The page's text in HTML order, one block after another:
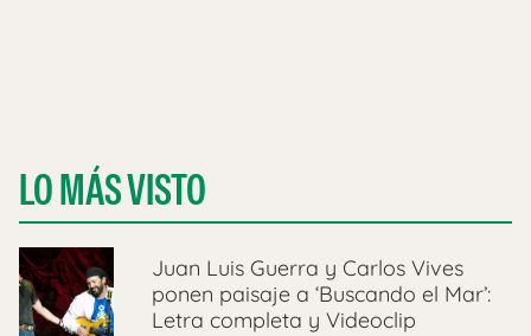
LO MÁS VISTO
Juan Luis Guerra y Carlos Vives
ponen paisaje a ‘Buscando el Mar’:
Letra completa y Videoclip